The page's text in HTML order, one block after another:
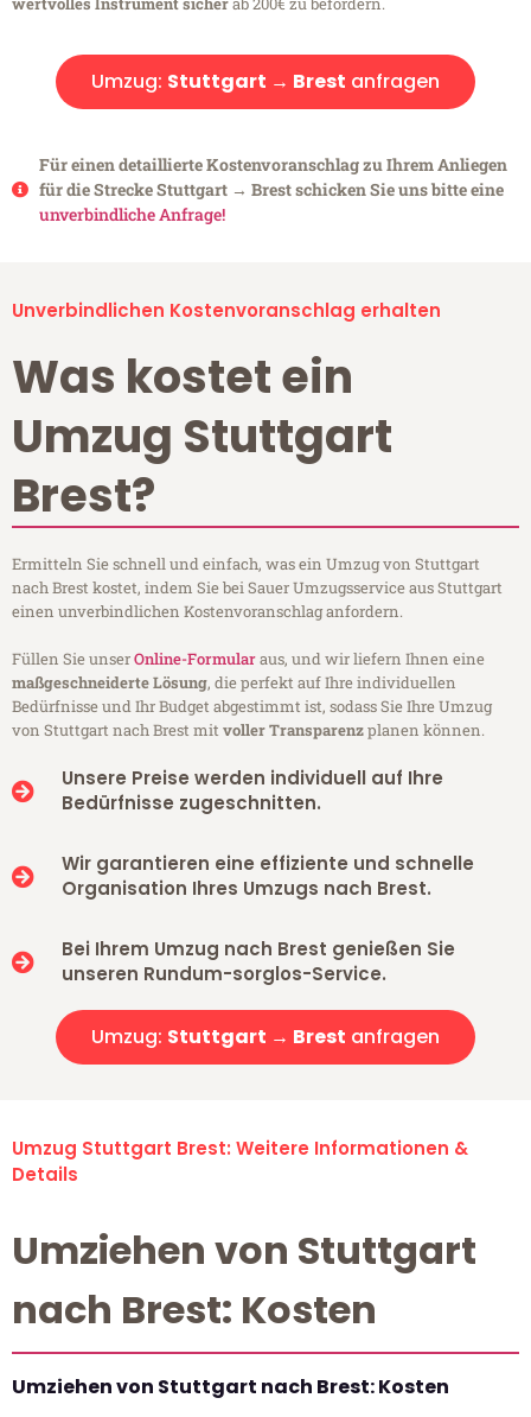
Umzug: Stuttgart → Brest anfragen
Für einen detaillierte Kostenvoranschlag zu Ihrem Anliegen
für die Strecke Stuttgart → Brest schicken Sie uns bitte eine
unverbindliche Anfrage!
Unverbindlichen Kostenvoranschlag erhalten
Was kostet ein
Umzug Stuttgart
Brest?
Ermitteln Sie schnell und einfach, was ein Umzug von Stuttgart
nach Brest kostet, indem Sie bei Sauer Umzugsservice aus Stuttgart
einen unverbindlichen Kostenvoranschlag anfordern.
Füllen Sie unserOnline-Formularaus, und wir liefern Ihnen eine
maßgeschneiderte Lösung, die perfekt auf Ihre individuellen
Bedürfnisse und Ihr Budget abgestimmt ist, sodass Sie Ihre Umzug
von Stuttgart nach Brest mitvoller Transparenzplanen können.
Unsere Preise werden individuell auf Ihre
Bedürfnisse zugeschnitten.
Wir garantieren eine effiziente und schnelle
Organisation Ihres Umzugs nach Brest.
Bei Ihrem Umzug nach Brest genießen Sie
unseren Rundum-sorglos-Service.
Umzug: Stuttgart → Brest anfragen
Umzug Stuttgart Brest: Weitere Informationen &
Details
Umziehen von Stuttgart
nach Brest: Kosten
Umziehen von Stuttgart nach Brest: Kosten